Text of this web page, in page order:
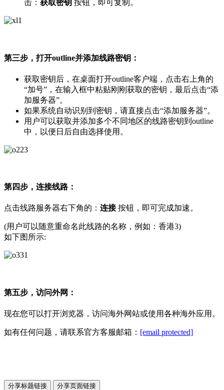
击： 获取密钥 按钮，即可复制。
第三步，打开outline并添加线路密钥：
获取密钥后，在桌面打开outline客户端，点击右上角的
“加号”，在输入框中粘贴刚刚获取的密钥，最后点击“添
加服务器”。
如果系统自动识别到密钥，请直接点击“添加服务器”。
用户可以获取并添加多个不同地区的线路密钥到outline
中，以便日后自由选择使用。
第四步，连接线路：
点击线路服务器右下角的： 连接按钮，即可完成加速。
(用户可以随意重命名此线路的名称，例如：香港3)
如下图所示:
第五步，访问外网：
现在您可以打开浏览器，访问海外网站或使用各种海外应用。
如有任何问题，请联系官方客服邮箱： [email protected]
分享标题链接 分享页面链接